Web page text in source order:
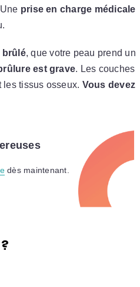
prise en charge médicale
brûlé, que votre peau prend un
est grave. Les couches
tissus osseux. Vous devez
dès maintenant.